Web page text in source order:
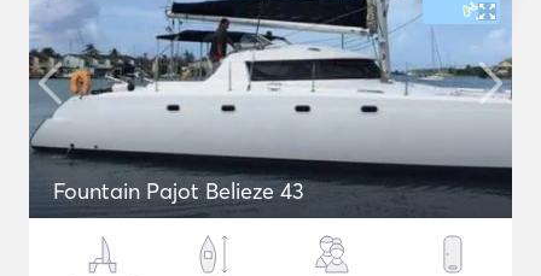
Fountain Pajot Belieze 43